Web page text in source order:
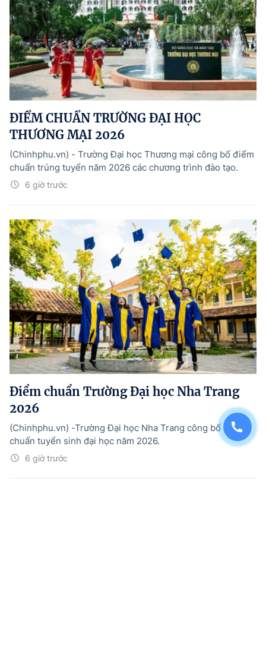
ĐIỂM CHUẨN TRƯỜNG ĐẠI HỌC
THƯƠNG MẠI 2026
6 giờ trước
(Chinhphu.vn) - Trường Đại học Thương mại công bố điểm
chuẩn trúng tuyển năm 2026 các chương trình đào tạo.
Điểm chuẩn Trường Đại học Nha Trang
2026
6 giờ trước
(Chinhphu.vn) -Trường Đại học Nha Trang công bố điểm
chuẩn tuyển sinh đại học năm 2026.